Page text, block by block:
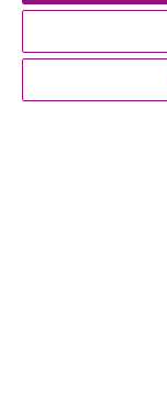
Kundenservice